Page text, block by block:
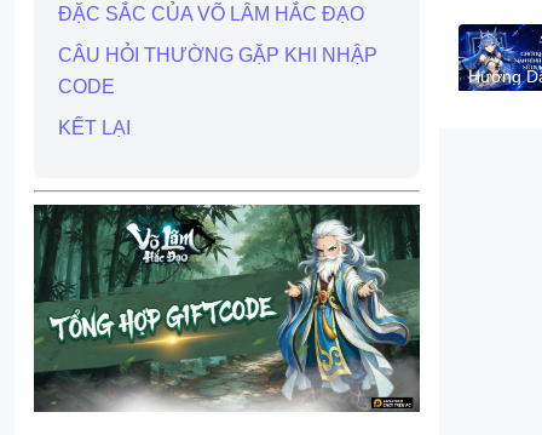
ĐẶC SẮC CỦA VÕ LÂM HẮC ĐẠO
CÂU HỎI THƯỜNG GẶP KHI NHẬP
CODE
KẾT LẠI
mới nhất
hướng
cách
Hướng
Cách